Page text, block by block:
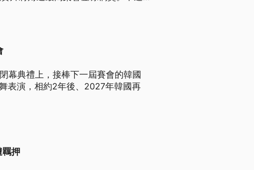
。
幕典禮上，接棒下一屆賽會的韓國
表演，相約2年後、2027年韓國再
羈押